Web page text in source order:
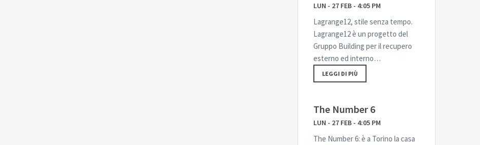
LUN - 27 FEB - 4:05 PM
Lagrange12, stile senza tempo.
Lagrange12 è un progetto del
Gruppo Building per il recupero
esterno ed interno…
LEGGI DI PIÙ
The Number 6
LUN - 27 FEB - 4:05 PM
The Number 6: è a Torino la casa